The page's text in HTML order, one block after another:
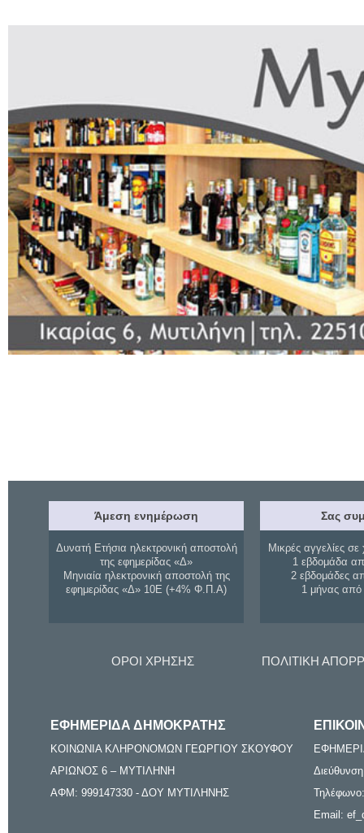
Άμεση ενημέρωση
Δυνατή Ετήσια ηλεκτρονική αποστολή
της εφημερίδας «Δ»
Μηνιαία ηλεκτρονική αποστολή της
εφημερίδας «Δ» 10Ε (+4% Φ.Π.Α)
Σας
Μικρές αγγελίες σε
1 εβδομάδα
2 εβδομάδες
1 μήνας
ΟΡΟΙ ΧΡΗΣΗΣ ΠΟΛΙΤΙΚΗ
ΕΦΗΜΕΡΙΔΑ ΔΗΜΟΚΡΑΤΗΣ
ΚΟΙΝΩΝΙΑ ΚΛΗΡΟΝΟΜΩΝ ΓΕΩΡΓΙΟΥ ΣΚΟΥΦΟΥ
ΑΡΙΩΝΟΣ 6 – ΜΥΤΙΛΗΝΗ
ΑΦΜ: 999147330 - ΔΟΥ ΜΥΤΙΛΗΝΗΣ
Email: